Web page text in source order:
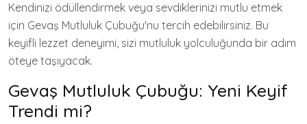
Kendinizi ödüllendirmek veya sevdiklerinizi mutlu etmek
için Gevaş Mutluluk Çubuğu'nu tercih edebilirsiniz. Bu
keyifli lezzet deneyimi, sizi mutluluk yolculuğunda bir adım
öteye taşıyacak.
Gevaş Mutluluk Çubuğu: Yeni Keyif
Trendi mi?